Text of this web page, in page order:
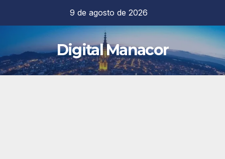
contenido
9 de agosto de 2026
Digital Manacor